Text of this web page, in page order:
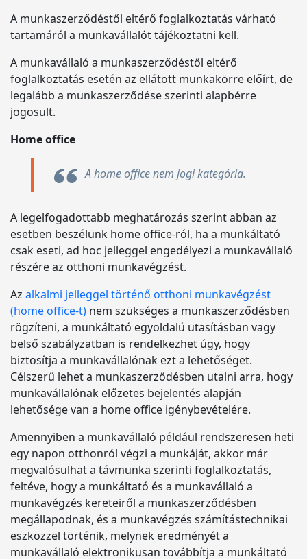
A munkaszerződéstől eltérő foglalkoztatás várható
tartamáról a munkavállalót tájékoztatni kell.
A munkavállaló a munkaszerződéstől eltérő
foglalkoztatás esetén az ellátott munkakörre előírt, de
legalább a munkaszerződése szerinti alapbérre
jogosult.
Home office
A home office nem jogi kategória.
A legelfogadottabb meghatározás szerint abban az
esetben beszélünk home office-ról, ha a munkáltató
csak eseti, ad hoc jelleggel engedélyezi a munkavállaló
részére az otthoni munkavégzést.
Az alkalmi jelleggel történő otthoni munkavégzést
(home office-t) nem szükséges a munkaszerződésben
rögzíteni, a munkáltató egyoldalú utasításban vagy
belső szabályzatban is rendelkezhet úgy, hogy
biztosítja a munkavállalónak ezt a lehetőséget.
Célszerű lehet a munkaszerződésben utalni arra, hogy
munkavállalónak előzetes bejelentés alapján
lehetősége van a home office igénybevételére.
Amennyiben a munkavállaló például rendszeresen heti
egy napon otthonról végzi a munkáját, akkor már
megvalósulhat a távmunka szerinti foglalkoztatás,
feltéve, hogy a munkáltató és a munkavállaló a
munkavégzés kereteiről a munkaszerződésben
megállapodnak, és a munkavégzés számítástechnikai
eszközzel történik, melynek eredményét a
munkavállaló elektronikusan továbbítja a munkáltató